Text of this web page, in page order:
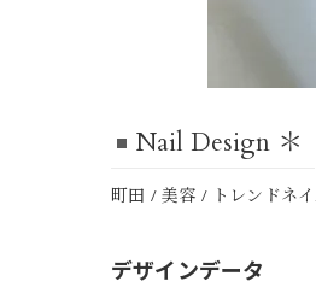
Nail Design ＊
町田 / 美容 / トレンドネ
デザインデータ